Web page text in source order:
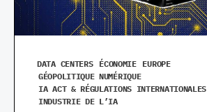
DATA CENTERS ÉCONOMIE
EUROPE
GÉOPOLITIQUE NUMÉRIQUE
IA ACT & RÉGULATIONS INTERNATIONALES
INDUSTRIE DE L’IA